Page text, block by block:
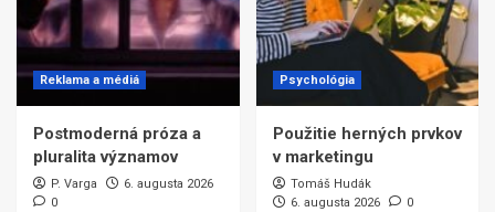
Reklama a médiá
Postmoderná próza a
pluralita významov
P. Varga
6. augusta 2026
0
Psychológia
Použitie herných prvkov
v marketingu
Tomáš Hudák
6. augusta 2026
0